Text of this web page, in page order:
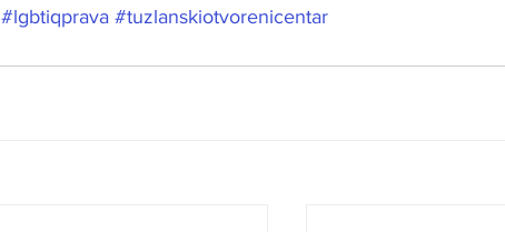
#lgbtiqprava #tuzlanskiotvorenicentar